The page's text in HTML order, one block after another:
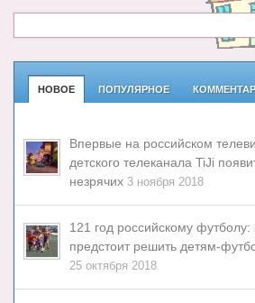
НОВОЕ ПОПУЛЯРНОЕ
Впервые на российском
детского телеканала TiJi
незрячих 3 ноября 2018
121 год российскому
предстоит решить детям-
25 октября 2018